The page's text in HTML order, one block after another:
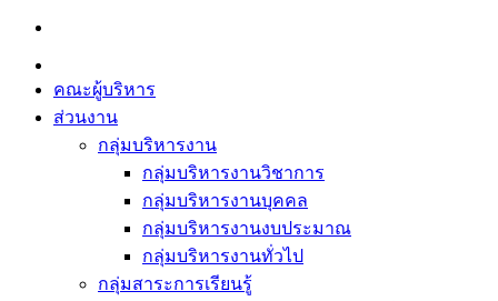
Skip
content
คณะผู้บริหาร
ส่วนงาน
กลุ่มบริหารงาน
กลุ่มบริหารงานวิชาการ
กลุ่มบริหารงานบุคคล
กลุ่มบริหารงานงบประมาณ
กลุ่มบริหารงานทั่วไป
กลุ่มสาระการเรียนรู้